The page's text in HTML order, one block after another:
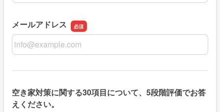
メールアドレス
メールアドレス
空き家対策に関する30項目について、5段階評価でお答
えください。